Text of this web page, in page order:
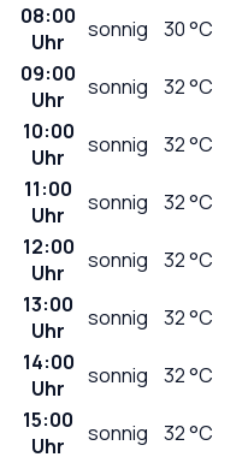
08:00
Uhr
sonnig 30°C
09:00
Uhr
sonnig 32°C
10:00
Uhr
sonnig 32°C
11:00
Uhr
sonnig 32°C
12:00
Uhr
sonnig 32°C
13:00
Uhr
sonnig 32°C
14:00
Uhr
sonnig 32°C
15:00
Uhr
sonnig 32°C